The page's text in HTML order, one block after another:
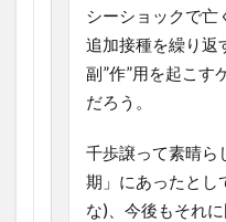
シーショックで亡
追加接種を繰り返
副”作”用を起こす
だろう。
千歩譲って素晴ら
期」にあったとし
な)、今後もそれ